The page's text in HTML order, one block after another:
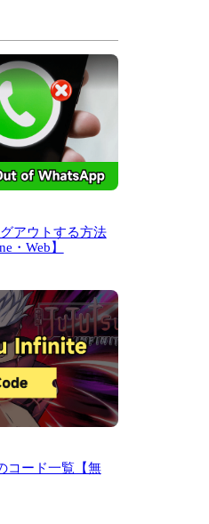
アウトする方法
・Web】
コード一覧【無